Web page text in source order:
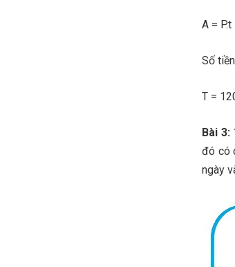
A =
Số
T =
Bài 3:
đó có
ngày